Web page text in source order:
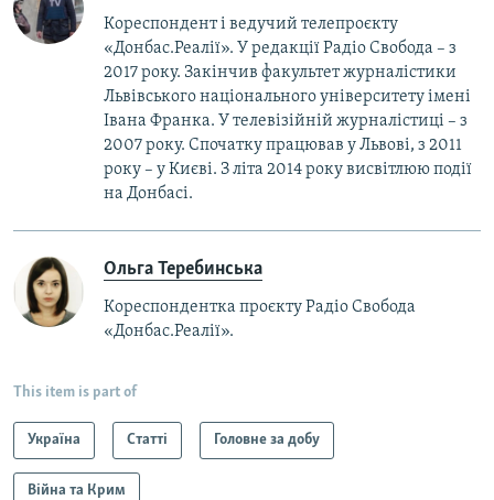
Кореспондент і ведучий телепроєкту
«Донбас.Реалії». У редакції Радіо Свобода – з
2017 року. Закінчив факультет журналістики
Львівського національного університету імені
Івана Франка. У телевізійній журналістиці – з
2007 року. Спочатку працював у Львові, з 2011
року – у Києві. З літа 2014 року висвітлюю події
на Донбасі.
Ольга Теребинська
Кореспондентка проєкту Радіо Свобода
«Донбас.Реалії».
This item is part of
Україна Статті Головне за добу
Війна та Крим